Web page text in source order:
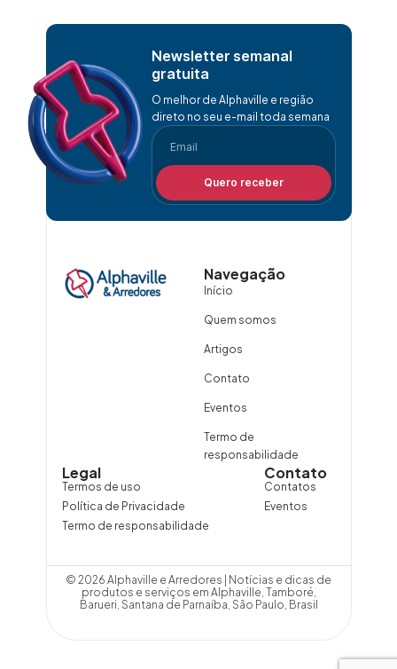
Newsletter semanal
gratuita
O melhor de Alphaville e região
direto no seu e-mail toda semana
Quero receber
Navegação
Início
Quem somos
Artigos
Contato
Eventos
Termo de
responsabilidade
Contato
Contatos
Eventos
Legal
Termos de uso
Política de Privacidade
Termo de responsabilidade
© 2026 Alphaville e Arredores | Notícias e dicas de
produtos e serviços em Alphaville, Tamboré,
Barueri, Santana de Parnaíba, São Paulo, Brasil